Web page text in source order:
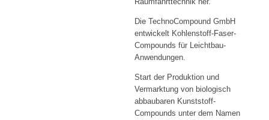
Die TechnoCompound GmbH
entwickelt Kohlenstoff-Faser-
Compounds für Leichtbau-
Anwendungen.
Start der Produktion und
Vermarktung von biologisch
abbaubaren Kunststoff-
Compounds unter dem Namen